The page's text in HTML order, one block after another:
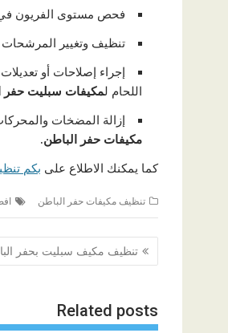
فحص مستوى الفريون في
تنظيف وتغيير المرشحات
إجراء إصلاحات أو
اللحام لمكيفات سبليت حفر
إزالة المضخات
مكيفات حفر الباطن.
كما يمكنك الاطلاع على بكم
تنظيف مكيفات حفر الباطن
تصفّح
المقالات
تنظيف مكيف سبليت بحفر الباطن
Related posts